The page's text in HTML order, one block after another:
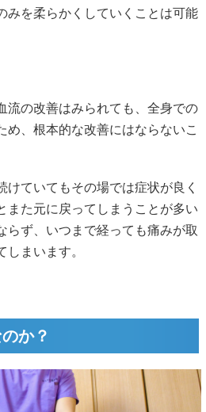
みを柔らかくしていくことは可能
流の改善はみられても、全身での
め、根本的な改善にはならないこ
けていてもその場では症状が良く
また元に戻ってしまうことが多い
らず、いつまで経っても痛みが取
まいます。
か？